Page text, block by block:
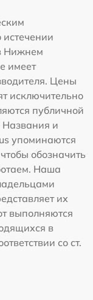
Нижнем
имеет
Цены
исключительно
публичной
Названия и
упоминаются
обозначить
Наша
их
выполняются
в
со ст.